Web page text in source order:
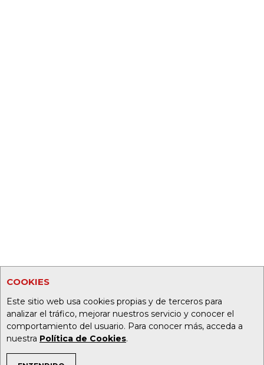
COOKIES
Este sitio web usa cookies propias y de terceros para
analizar el tráfico, mejorar nuestros servicio y conocer el
comportamiento del usuario. Para conocer más, acceda a
nuestra Política de Cookies.